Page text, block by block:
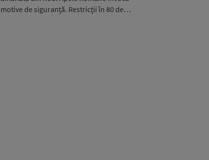
motive de siguranță. Restricții în 80 de…